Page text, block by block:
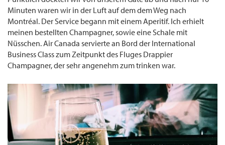
Minuten waren wir in der Luft auf dem dem Weg nach
Montréal. Der Service begann mit einem Aperitif. Ich erhielt
meinen bestellten Champagner, sowie eine Schale mit
Nüsschen. Air Canada servierte an Bord der International
Business Class zum Zeitpunkt des Fluges Drappier
Champagner, der sehr angenehm zum trinken war.